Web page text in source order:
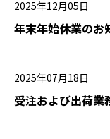
2025年12月05日
年末年始休業のお
2025年07月18日
受注および出荷業